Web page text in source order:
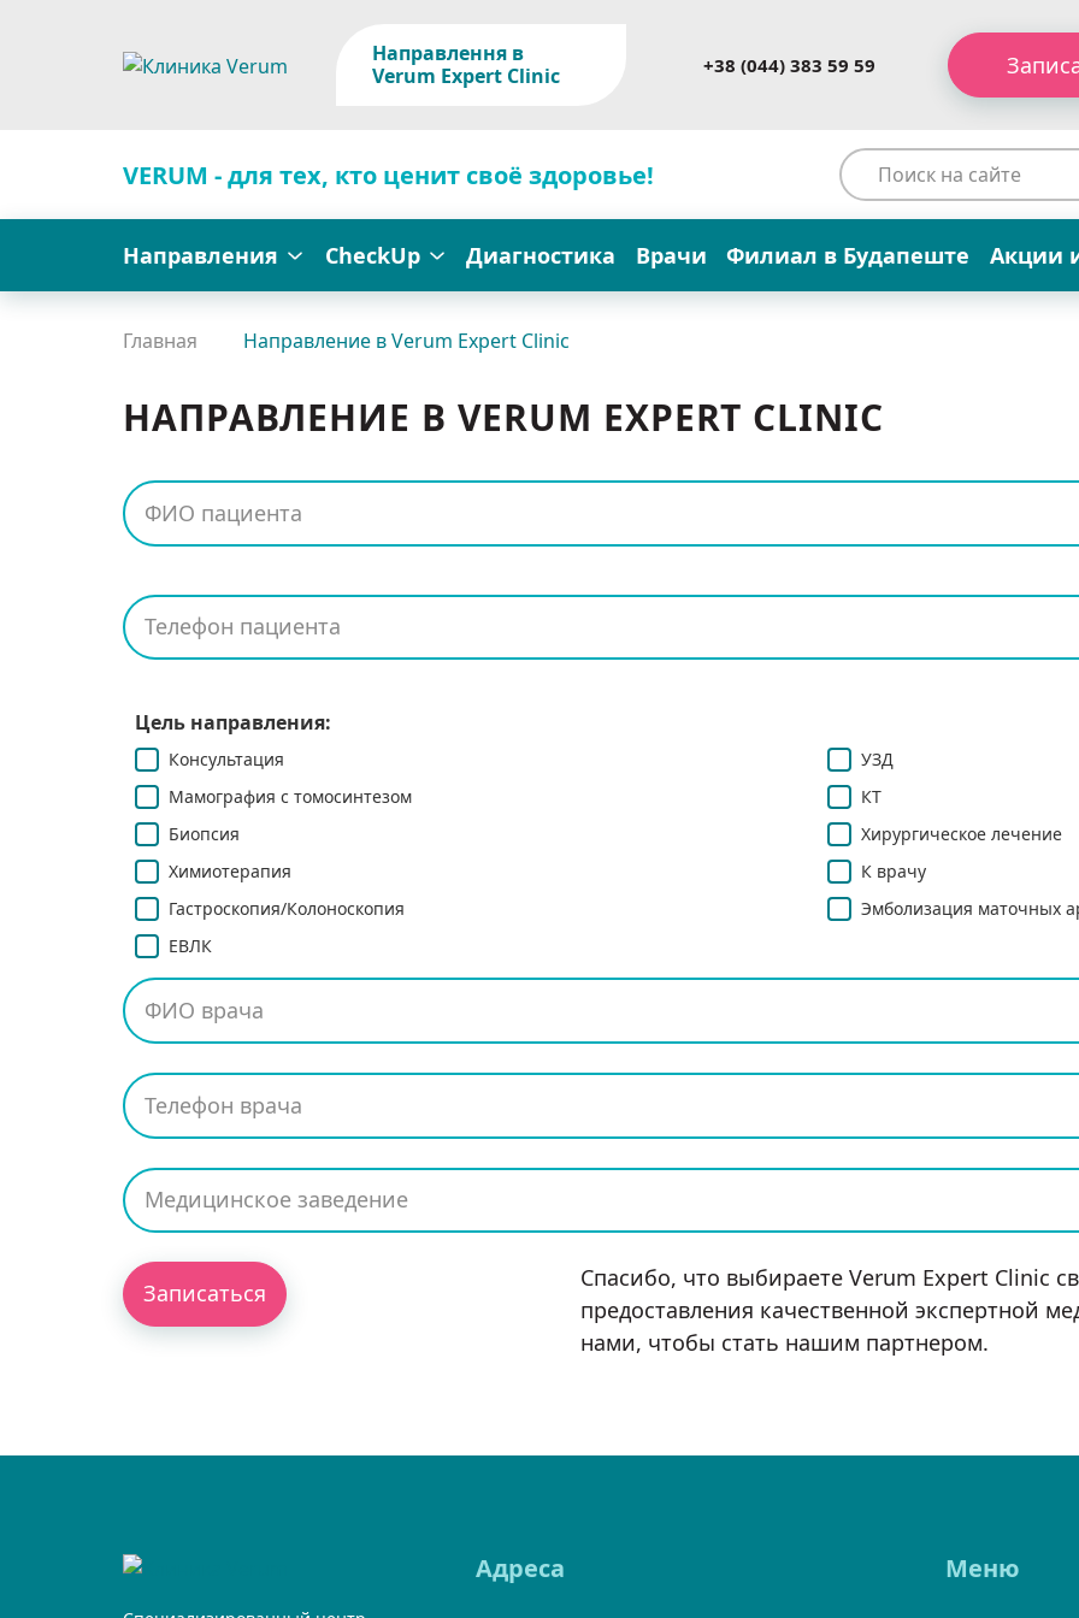
Направлення в
Verum Expert Clinic
+38 (044) 383 59 59
VERUM - для тех, кто ценит своё здоровье!
Направления CheckUp Диагностика Врачи Филиал в Будапеште Акции
Главная Направление в Verum Expert Clinic
НАПРАВЛЕНИЕ В VERUM EXPERT CLINIC
Цель направления:
Консультация
УЗД
Мамография с томосинтезом
КТ
Биопсия
Хирургическое лечение
Химиотерапия
К врачу
Гастроскопия/Колоноскопия
Эмболизация маточных
ЕВЛК
Записаться
Спасибо, что выбираете Verum Expert Clinic
предоставления качественной экспертной
нами, чтобы стать нашим партнером.
Адреса Меню